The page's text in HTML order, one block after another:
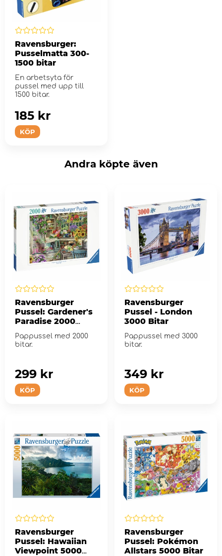
Ravensburger:
Pusselmatta 300-
1500 bitar
En arbetsyta för
pussel med upp till
1500 bitar.
KÖP
185 kr
Andra köpte även
Ravensburger
Pussel: Gardener's
Paradise 2000
Bitar
Pappussel med 2000
bitar.
KÖP
299 kr
Ravensburger
Pussel - London
3000 Bitar
Pappussel med 3000
bitar.
KÖP
349 kr
Ravensburger
Pussel: Hawaiian
Viewpoint 5000
Ravensburger
Pussel: Pokémon
Allstars 5000 Bitar